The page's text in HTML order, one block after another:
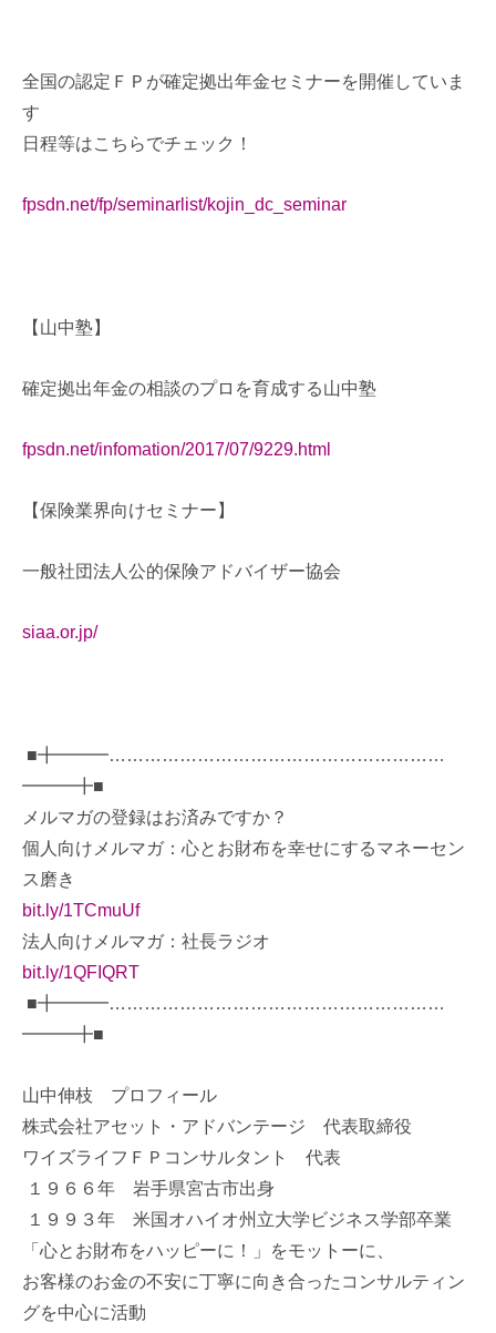
全国の認定ＦＰが確定拠出年金セミナーを開催していま
す
日程等はこちらでチェック！
fpsdn.net/fp/seminarlist/kojin_dc_seminar
【山中塾】
確定拠出年金の相談のプロを育成する山中塾
fpsdn.net/infomation/2017/07/9229.html
【保険業界向けセミナー】
一般社団法人公的保険アドバイザー協会
siaa.or.jp/
■╋━━━…………………………………………………
━━━╋■
メルマガの登録はお済みですか？
個人向けメルマガ：心とお財布を幸せにするマネーセン
ス磨き
bit.ly/1TCmuUf
法人向けメルマガ：社長ラジオ
bit.ly/1QFIQRT
■╋━━━…………………………………………………
━━━╋■
山中伸枝 プロフィール
株式会社アセット・アドバンテージ 代表取締役
ワイズライフＦＰコンサルタント 代表
１９６６年 岩手県宮古市出身
１９９３年 米国オハイオ州立大学ビジネス学部卒業
「心とお財布をハッピーに！」をモットーに、
お客様のお金の不安に丁寧に向き合ったコンサルティン
グを中心に活動